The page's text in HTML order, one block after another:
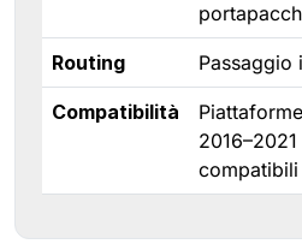
Routing Passaggio
Compatibilità
compatibili